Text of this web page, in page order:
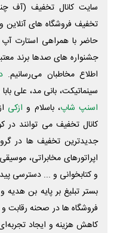
سایت کانال تخفیف (آف
تخفیف فروشگاه های
حاضر با همراهی استارت
جشنواره های صدها برند
اطلاع مخاطبان می‌رسانیم.
سینماتیکت، بانی مد، علی‌ بابا
اسنپ شاپ، باسلام و ازکی
کانال تخفیف می توانند در
جدیدترین تخفیف ها در
اپراتورهای مخابراتی،
و کتابخوانی و ... دسترسی
بستر تبلیغ بر پایه بن هدیه
فروشگاه ها در صحنه رقابت
کاهش هزینه و ایجاد